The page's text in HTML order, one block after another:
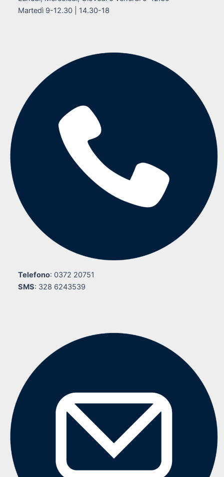
Martedì 9-12.30 | 14.30-18
Telefono: 0372 20751
SMS: 328 6243539